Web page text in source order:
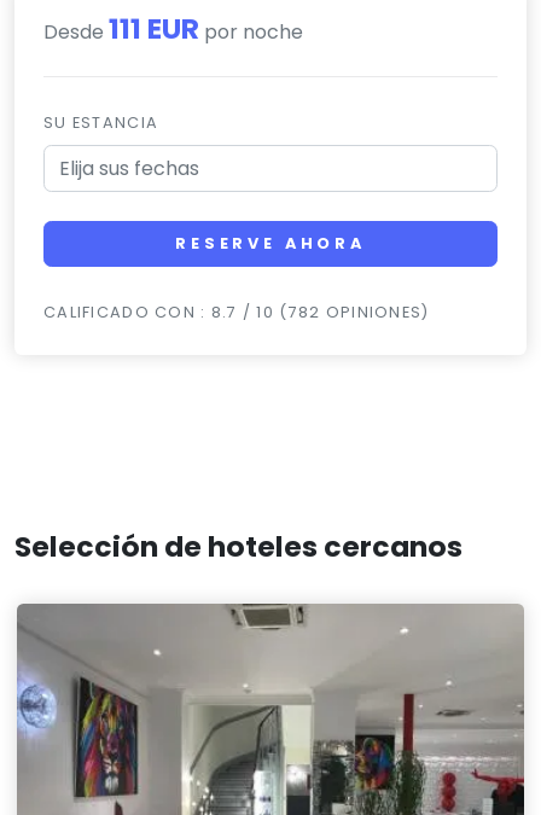
Desde 111 EUR por noche
SU ESTANCIA
RESERVE AHORA
CALIFICADO CON : 8.7 / 10 (782 OPINIONES)
Selección de hoteles cercanos